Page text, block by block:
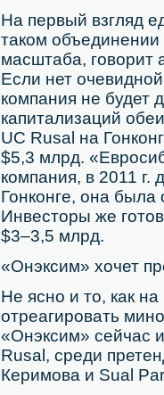
На первый взгляд
таком
масштаба, говорит
Если нет
компания не будет
капитализаций
UC Rusal на
$5,3 млрд.
компания, в 2011
Гонконге, она
Инвесторы же
$3–3,5 млрд.
«Онэксим» хочет
Не ясно и то, как
отреагировать
«Онэксим» сейчас
Rusal, среди
Керимова и Sual